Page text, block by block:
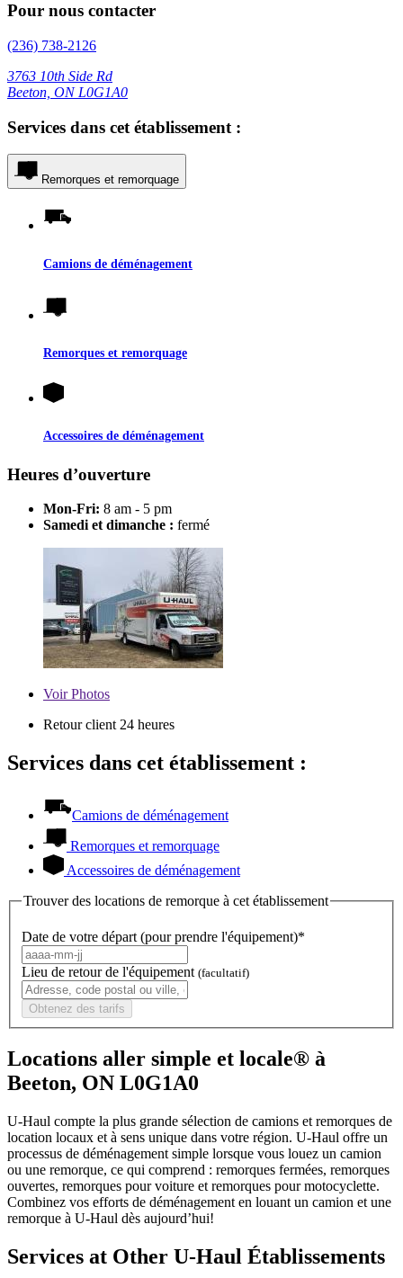
Pour nous contacter
(236) 738-2126
3763 10th Side Rd
Beeton, ON L0G1A0
Services dans cet établissement :
Remorques et remorquage
Camions de déménagement
Remorques et remorquage
Accessoires de déménagement
Heures d’ouverture
Mon-Fri: 8 am - 5 pm
Samedi et dimanche : fermé
VoirPhotos
Retour client 24 heures
Services dans cet établissement :
Camions de déménagement
Remorques et remorquage
Accessoires de déménagement
Trouver des locations de remorque à cet établissement
Date de votre départ (pour prendre l'équipement)*
Lieu de retour de l'équipement (facultatif)
Obtenez des tarifs
Locations aller simple et locale® à
Beeton, ON L0G1A0
U-Haul compte la plus grande sélection de camions et remorques de
location locaux et à sens unique dans votre région. U-Haul offre un
processus de déménagement simple lorsque vous louez un camion
ou une remorque, ce qui comprend : remorques fermées, remorques
ouvertes, remorques pour voiture et remorques pour motocyclette.
Combinez vos efforts de déménagement en louant un camion et une
remorque à U-Haul dès aujourd’hui!
Services at Other U-Haul Établissements